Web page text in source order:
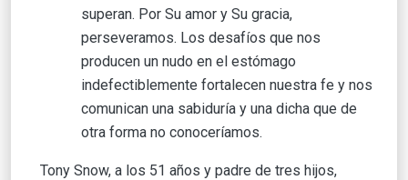
superan. Por Su amor y Su gracia,
perseveramos. Los desafíos que nos
producen un nudo en el estómago
indefectiblemente fortalecen nuestra fe y nos
comunican una sabiduría y una dicha que de
otra forma no conoceríamos.
Tony Snow, a los 51 años y padre de tres hijos,